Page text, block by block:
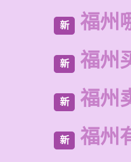
新 福州
新 福州
新 福州
新 福州